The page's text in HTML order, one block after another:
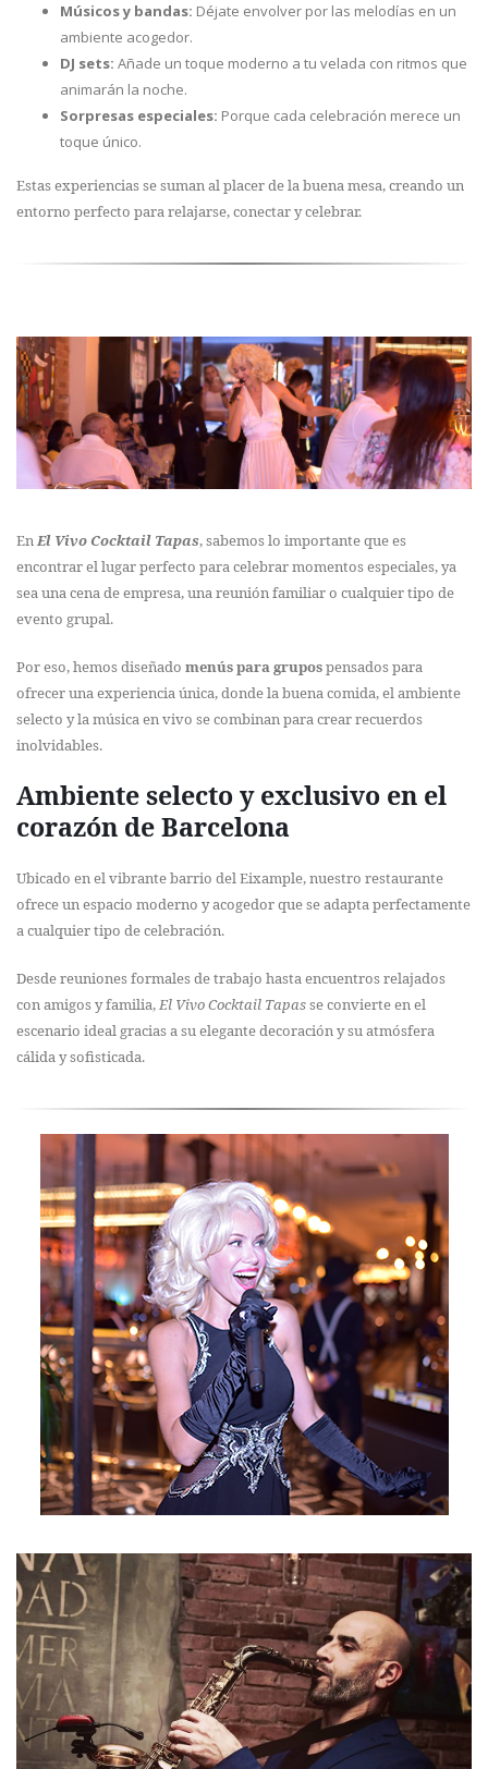
Músicos y bandas: Déjate envolver por las melodías en un
ambiente acogedor.
DJ sets: Añade un toque moderno a tu velada con ritmos que
animarán la noche.
Sorpresas especiales: Porque cada celebración merece un
toque único.
Estas experiencias se suman al placer de la buena mesa, creando un
entorno perfecto para relajarse, conectar y celebrar.
EnEl Vivo Cocktail Tapas, sabemos lo importante que es
encontrar el lugar perfecto para celebrar momentos especiales, ya
sea una cena de empresa, una reunión familiar o cualquier tipo de
evento grupal.
Por eso, hemos diseñado menús para grupospensados para
ofrecer una experiencia única, donde la buena comida, el ambiente
selecto y la música en vivo se combinan para crear recuerdos
inolvidables.
Ambiente selecto y exclusivo en el
corazón de Barcelona
Ubicado en el vibrante barrio del Eixample, nuestro restaurante
ofrece un espacio moderno y acogedor que se adapta perfectamente
a cualquier tipo de celebración.
Desde reuniones formales de trabajo hasta encuentros relajados
con amigos y familia,El Vivo Cocktail Tapasse convierte en el
escenario ideal gracias a su elegante decoración y su atmósfera
cálida y sofisticada.